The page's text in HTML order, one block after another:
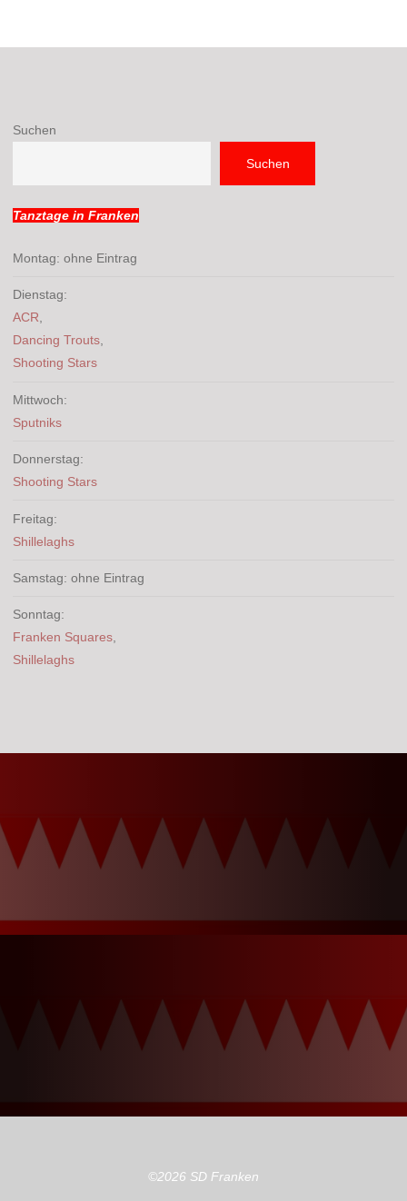
Suchen
Suchen
Tanztage in Franken
Montag: ohne Eintrag
Dienstag:
ACR,
Dancing Trouts,
Shooting Stars
Mittwoch:
Sputniks
Donnerstag:
Shooting Stars
Freitag:
Shillelaghs
Samstag: ohne Eintrag
Sonntag:
Franken Squares,
Shillelaghs
©2026 SD Franken